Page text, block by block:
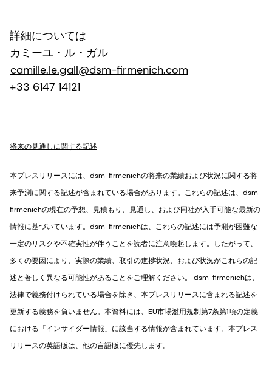
詳細については
カミーユ・ル・ガル
camille.le.gall@dsm-firmenich.com
+33 6147 14121
将来の見通しに関する記述
本プレスリリースには、dsm-firmenichの将来の業績および状況に関する将
来予測に関する記述が含まれている場合があります。これらの記述は、dsm-
firmenichの現在の予想、見積もり、見通し、および同社が入手可能な最新の
情報に基づいています。dsm-firmenichは、これらの記述には予測が困難な
一定のリスクや不確実性が伴うことを読者に注意喚起します。したがって、
多くの要因により、実際の業績、取引の進捗状況、および状況がこれらの記
述と著しく異なる可能性があることをご理解ください。 dsm-firmenichは、
法律で義務付けられている場合を除き、本プレスリリースに含まれる記述を
更新する義務を負いません。本資料には、EU市場濫用規制第7条第1項の定義
における「インサイダー情報」に該当する情報が含まれています。本プレス
リリースの英語版は、他の言語版に優先します。